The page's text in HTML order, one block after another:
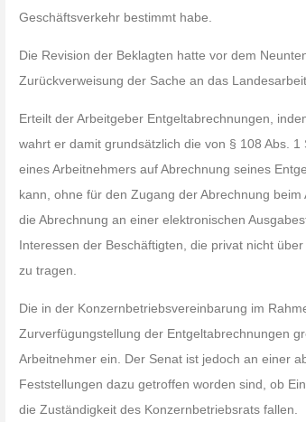
Geschäftsverkehr bestimmt habe.
Die Revision der Beklagten hatte vor dem
Zurückverweisung der Sache an das
Erteilt der Arbeitgeber Entgeltabrechnungen,
wahrt er damit grundsätzlich die von § 108 Abs.
eines Arbeitnehmers auf Abrechnung seines
kann, ohne für den Zugang der Abrechnung
die Abrechnung an einer elektronischen
Interessen der Beschäftigten, die privat nicht
zu tragen.
Die in der Konzernbetriebsvereinbarung im
Zurverfügungstellung der Entgeltabrechnungen
Arbeitnehmer ein. Der Senat ist jedoch an einer
Feststellungen dazu getroffen worden sind, ob
die Zuständigkeit des Konzernbetriebsrats fallen.